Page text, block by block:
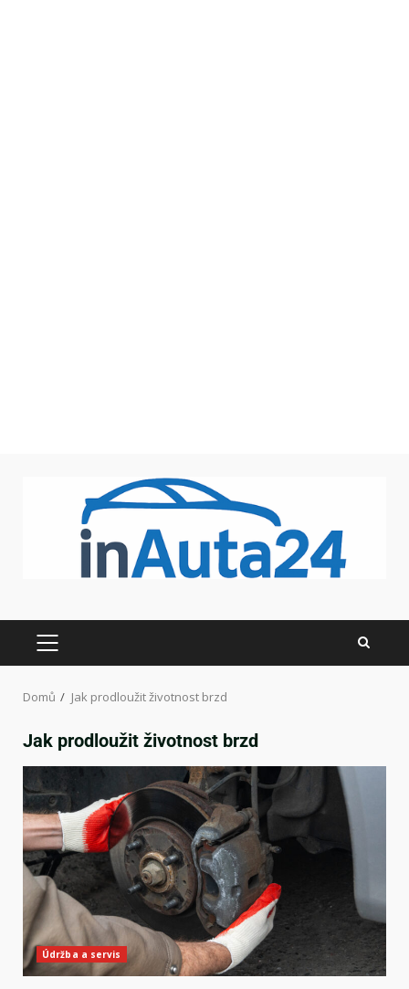
Domů Jak prodloužit životnost brzd
Jak prodloužit životnost brzd
Údržba a servis